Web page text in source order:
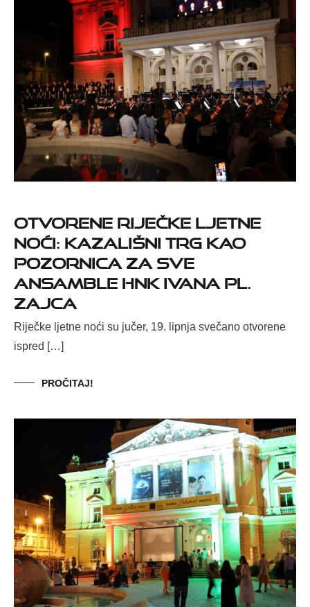
Otvorene Riječke ljetne
noći: Kazališni trg kao
pozornica za sve
ansamble HNK Ivana pl.
Zajca
Riječke ljetne noći su jučer, 19. lipnja svečano otvorene
ispred […]
PROČITAJ!